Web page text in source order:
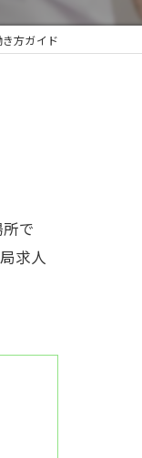
方ガイド
で
求人